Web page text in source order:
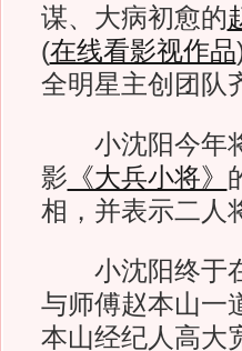
谋、大病初愈的
(在线看影视作品
全明星主创团队
小沈阳今年将
影 《大兵小将》
相，并表示二人
小沈阳终于在
与师傅赵本山一
本山经纪人高大